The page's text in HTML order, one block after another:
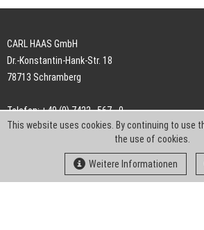
CARL HAAS GmbH
Dr.-Konstantin-Hank-Str. 18
78713 Schramberg
Telefon: +49 (0) 7422 . 567 - 0
Telefax: +49 (0) 7422 . 567 - 239
info-ch@kern-liebers.com
This website uses cookies. By continuing to use
the use of cookies.
Weitere Informationen